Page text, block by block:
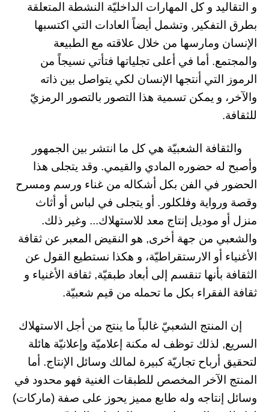
و التقاليد و كل المهارات الداخليّة النشطة المتعلقة
بطرق التفكير, وتشمل أيضاً العادات التي اكتسبها
الإنسان ومارسها من خلال علاقته مع الطبيعة
والمجتمع. أما في أعلى تجلياتها فتأتي نسيجاً من
الرموز التي أنتجها الإنسان لكي يتواصل بين ذاته
والآخر، و يمكن تسمية هذا التصور بالتصور الرمزيّ
للثقافة.
والثقافة الشعبيّة هي كل ما انتشر بين الجمهور
وأصبح له حضوره المادي والقيمي. وقد يتجلى هذا
الحضور في الفن بكل أشكاله من غناء ورسم ومسرح
وقصة ورواية وفلكلور. أو يتجلى في لباس أو أثاث
منزل أو موديل إنتاج معد للاستهلاك... وغير ذلك.
والشعبي من جهة أخرى, هو النقيض المعبر عن ثقافة
الأغنياء أو الارستقراطيّة، و هكذا نستطيع القول عن
الثقافة بأنها تنقسم إلى أبعاد طبقيّة, ثقافة الأغنياء و
ثقافة الفقراء بكل ما تحمله من قيم شعبيّة.
إن المنتج الشعبيّ غالباً ما ينتج من أجل الاستهلاك
السريع, لذلك توظف له مكنة إعلاميّة وإعلانيّة هائلة
لتحقيق أرباح تجاريّة كبيرة لمالك وسائل الإنتاج. أما
المنتج الآخر المخصص للطبقات الغنية فهو محدود في
وسائل إنتاجه وله طابع مميز يحوز على صفة (ماركات)